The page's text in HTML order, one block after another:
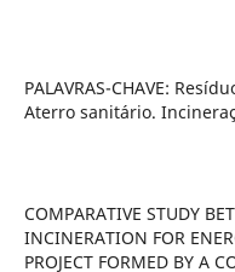
PALAVRAS-CHAVE:
Aterro sanitário.
COMPARATIVE STUDY
INCINERATION FOR
PROJECT FORMED BY A